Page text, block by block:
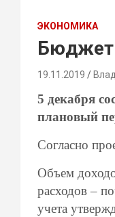
ЭКОНОМИКА
Бюджет
19.11.2019
5 декабря
плановый
Согласно
Объем
расходов –
учета